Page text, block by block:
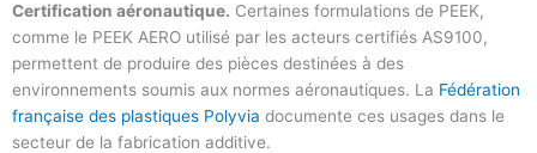
Certification aéronautique. Certaines formulations de PEEK,
comme le PEEK AERO utilisé par les acteurs certifiés AS9100,
permettent de produire des pièces destinées à des
environnements soumis aux normes aéronautiques. La Fédération
française des plastiques Polyvia documente ces usages dans le
secteur de la fabrication additive.